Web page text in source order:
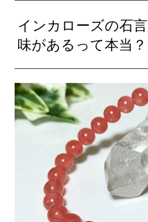
インカローズの石
味があるって本当？